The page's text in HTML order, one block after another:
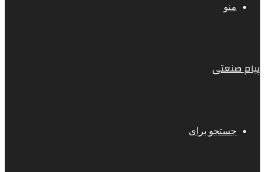
منو
پیام صنعتی
جستجو برای